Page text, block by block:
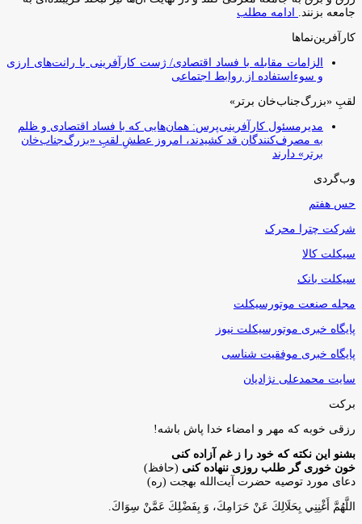
جامعه بزنند.
ادامه مطلب
کارآفرین‌نماها
الزامات مقابله با فساد اقتصادی/ ژست کارآفرینی با رانت‌های ارزی
و سوءاستفاده از روابط اجتماعی
لقبِ «بزرگ‌جناب‌خان برتر»
مدیرمسئول کارآفرینی‌پرس: همان‌هایی که با فساد اقتصادی و ظلم
به مصرف‌کنندگان قد کشیدند، امروز عطشِ لقبِ «بزرگ‌جناب‌خان
برتر» دارند
وب‌گردی
حس هفتم
شرکت چترا محرک
سیکلت کالا
سیکلت بانک
مجله صنعت موتورسیکلت
پایگاه خبری موتورسیکلت نیوز
پایگاه خبری موفقیت شناسی
سایت محمدعلی نژادیان
برکت
رزقی خوبه كه مهر و امضاء خدا پاش باشه!
بشنو این نکته که خود را ز غم آزاده کنی
خون خوری گر طلب روزی ننهاده کنی (حافظ)
دعای مورد توصیه حضرت آیت‌الله بهجت (ره)
اللَّهُمَّ أَغْنِنِي بِحَلَالِكَ عَنْ حَرَامِكَ، وَ بِفَضْلِكَ عَمَّنْ سِوَاكَ‏.